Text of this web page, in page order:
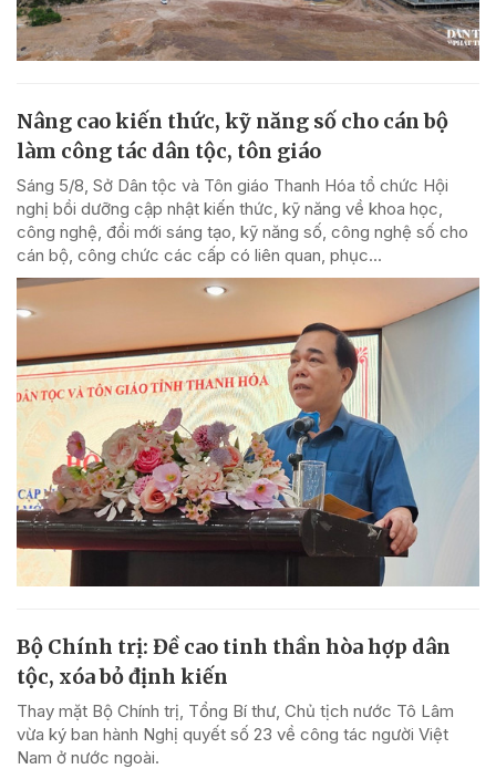
Nâng cao kiến thức, kỹ năng số cho cán bộ
làm công tác dân tộc, tôn giáo
Sáng 5/8, Sở Dân tộc và Tôn giáo Thanh Hóa tổ chức Hội
nghị bồi dưỡng cập nhật kiến thức, kỹ năng về khoa học,
công nghệ, đổi mới sáng tạo, kỹ năng số, công nghệ số cho
cán bộ, công chức các cấp có liên quan, phục...
Bộ Chính trị: Đề cao tinh thần hòa hợp dân
tộc, xóa bỏ định kiến
Thay mặt Bộ Chính trị, Tổng Bí thư, Chủ tịch nước Tô Lâm
vừa ký ban hành Nghị quyết số 23 về công tác người Việt
Nam ở nước ngoài.